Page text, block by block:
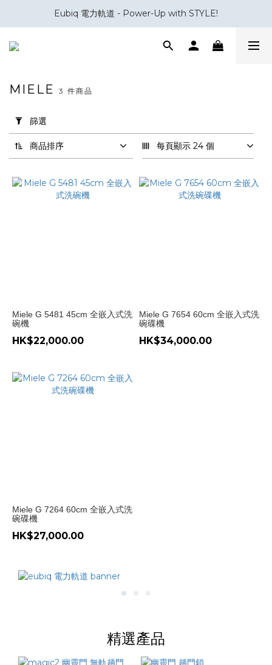
會員積分換領百佳 HK$50 購物禮券
Eubiq 電力軌道 - Power-Up with STYLE!
會員積分換領百佳 HK$50 購物禮券
用
篩
選
(0/20)
品
國
機
碗
碟
機
洗
闊
MIELE 3 件商品
篩選
商品排序 每頁顯示 24 個
Miele G 5481 45cm 全嵌入式洗
碗機
HK$22,000.00
Miele G 7654 60cm 全嵌入式洗
碗碟機
HK$34,000.00
Miele G 7264 60cm 全嵌入式洗
碗碟機
HK$27,000.00
精選產品